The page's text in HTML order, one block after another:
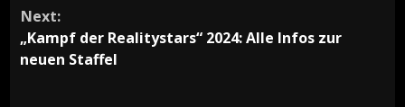
Next:
„Kampf der Realitystars“ 2024: Alle Infos zur
neuen Staffel